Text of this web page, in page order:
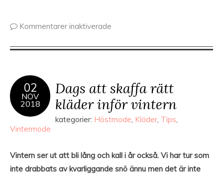
Kommentarer inaktiverade
02
NOV
2018
Dags att skaffa rätt
kläder inför vintern
kategorier: Höstmode, Kläder, Tips,
Vintermode
Vintern ser ut att bli lång och kall i år också. Vi har tur som
inte drabbats av kvarliggande snö ännu men det är inte